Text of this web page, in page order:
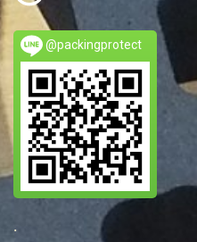
@packingprotect
.